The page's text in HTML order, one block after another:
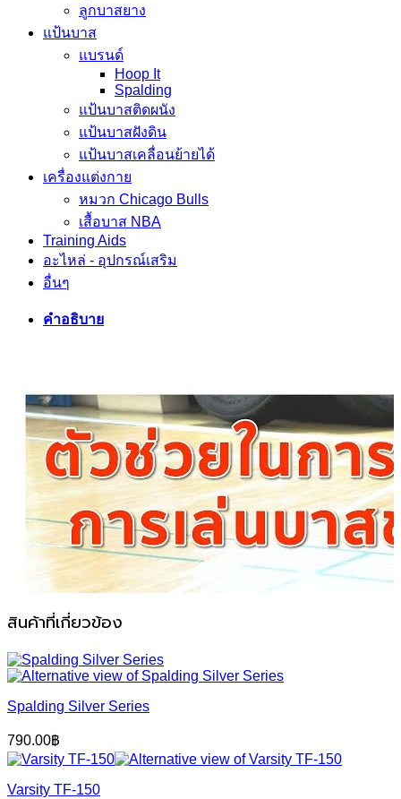
ลูกบาสยาง
แป้นบาส
แบรนด์
Hoop It
Spalding
แป้นบาสติดผนัง
แป้นบาสฝังดิน
แป้นบาสเคลื่อนย้ายได้
เครื่องแต่งกาย
หมวก Chicago Bulls
เสื้อบาส NBA
Training Aids
อะไหล่ - อุปกรณ์เสริม
อื่นๆ
คำอธิบาย
สินค้าที่เกี่ยวข้อง
Spalding Silver Series
790.00฿
Varsity TF-150